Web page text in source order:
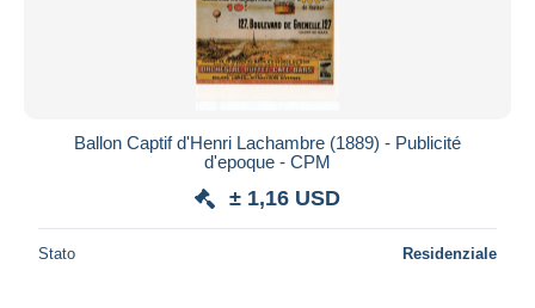
Ballon Captif d'Henri Lachambre (1889) - Publicité
d'epoque - CPM
± 1,16 USD
Stato Residenziale